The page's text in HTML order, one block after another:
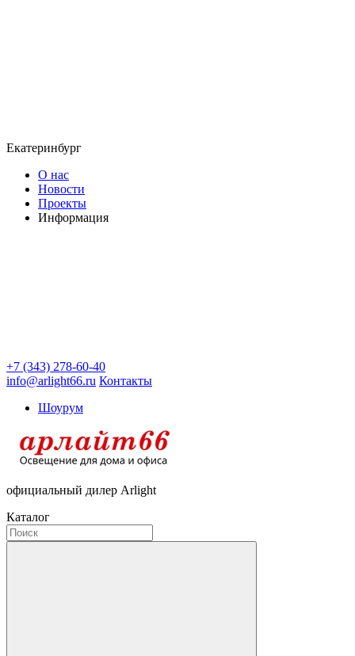
Екатеринбург
О нас
Новости
Проекты
Информация
+7 (343) 278-60-40
info@arlight66.ru Контакты
Шоурум
официальный дилер Arlight
Каталог